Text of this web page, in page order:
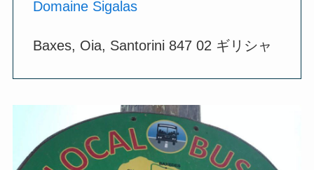
Domaine Sigalas
Baxes, Oia, Santorini 847 02 ギリシャ